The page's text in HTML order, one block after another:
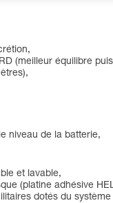
(meilleur équilibre
niveau de la batterie,
et lavable,
(platine adhésive
dotés du système